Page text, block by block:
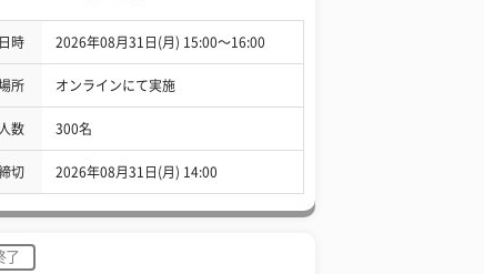
時 2026年08月31日(月) 15:00〜16:00
所 オンラインにて実施
数 300名
切 2026年08月31日(月) 14:00
了